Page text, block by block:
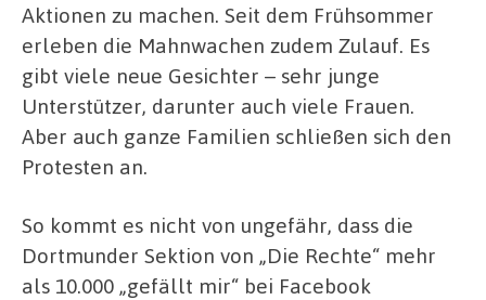
Aktionen zu machen. Seit dem Frühsommer
erleben die Mahnwachen zudem Zulauf. Es
gibt viele neue Gesichter – sehr junge
Unterstützer, darunter auch viele Frauen.
Aber auch ganze Familien schließen sich den
Protesten an.
So kommt es nicht von ungefähr, dass die
Dortmunder Sektion von „Die Rechte“ mehr
als 10.000 „gefällt mir“ bei Facebook